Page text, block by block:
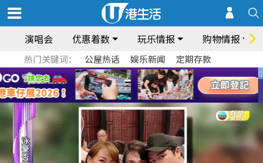
演唱会 优惠着数 玩乐情报 购物情报
热门关键词： 公屋热话 娱乐新闻 定期存款